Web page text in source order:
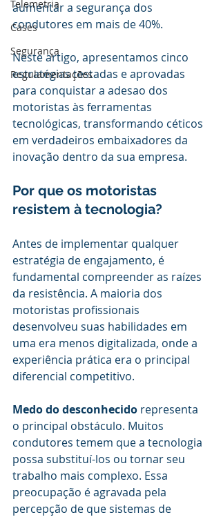
Telemetria
Cases
Segurança
Regulamentações
aumentar a segurança dos
condutores em mais de 40%.
Neste artigo, apresentamos cinco
estratégias testadas e aprovadas
para conquistar a adesao dos
motoristas às ferramentas
tecnológicas, transformando céticos
em verdadeiros embaixadores da
inovação dentro da sua empresa.
Por que os motoristas
resistem à tecnologia?
Antes de implementar qualquer
estratégia de engajamento, é
fundamental compreender as raízes
da resistência. A maioria dos
motoristas profissionais
desenvolveu suas habilidades em
uma era menos digitalizada, onde a
experiência prática era o principal
diferencial competitivo.
Medo do desconhecido representa
o principal obstáculo. Muitos
condutores temem que a tecnologia
possa substituí-los ou tornar seu
trabalho mais complexo. Essa
preocupação é agravada pela
percepção de que sistemas de